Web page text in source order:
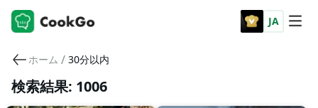
JA
ホーム / 30分以内
検索結果: 1006